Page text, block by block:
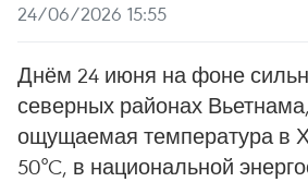
24/06/2026 15:55
Днём 24 июня на фоне
северных районах
ощущаемая температура в
50°C, в национальной